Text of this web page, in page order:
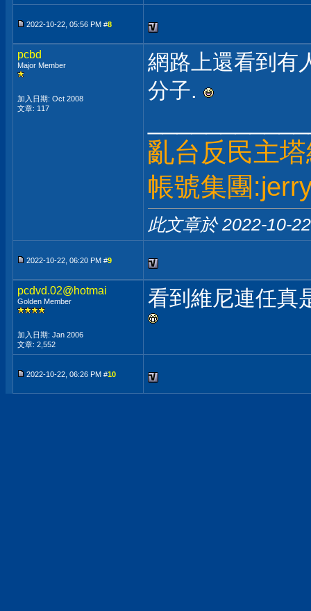
2022-10-22, 05:56 PM #8
pcbd
Major Member
加入日期: Oct 2008
文章: 117
網路上還看到有
分子.
亂台反民主
帳號集團
此文章於 2022-10-
2022-10-22, 06:20 PM #9
pcdvd.02@hotmai
Golden Member
加入日期: Jan 2006
文章: 2,552
看到維尼連任真
2022-10-22, 06:26 PM #10